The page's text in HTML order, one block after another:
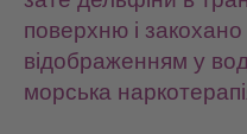
поверхню і
відображенням у
морська